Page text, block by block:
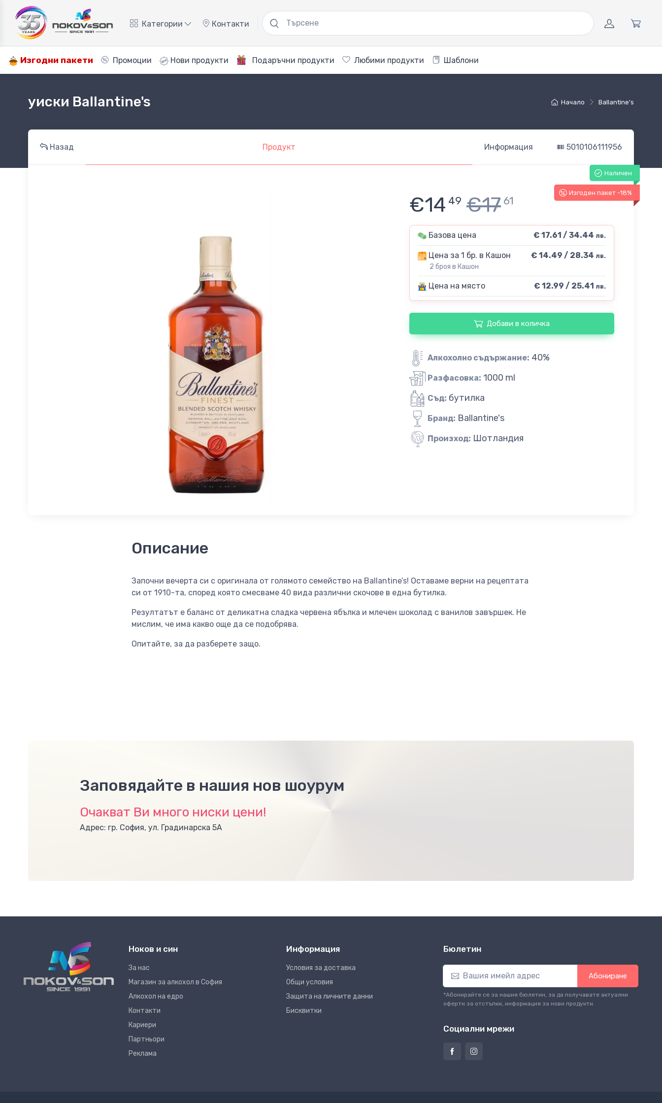
Категории Контакти
Изгодни пакети Промоции Нови продукти Подаръчни продукти Любими продукти Шаблони
Начало Ballantine's
уиски Ballantine's
Назад Продукт Информация 5010106111956
Наличен
Изгоден пакет -18%
€14 49 €17 61
Базова цена € 17.61 / 34.44 лв.
Цена за 1 бр. в Кашон
2 броя в Кашон
€ 14.49 / 28.34 лв.
Цена на място € 12.99 / 25.41 лв.
Добави в количка
Алкохолно съдържание: 40%
Разфасовка: 1000 ml
Съд: бутилка
Бранд: Ballantine's
Произход: Шотландия
Описание
Започни вечерта си с оригиналa от голямото семейство на Ballantine’s! Оставаме верни на рецептата
си от 1910-та, според която смесваме 40 вида различни скочове в една бутилка.
Резултатът е баланс от деликатна сладка червена ябълка и млечен шоколад с ванилов завършек. Не
мислим, че има какво още да се подобрява.
Опитайте, за да разберете защо.
Заповядайте в нашия нов шоурум
Очакват Ви много ниски цени!
Адрес: гр. София, ул. Градинарска 5А
Ноков и син
За нас
Магазин за алкохол в София
Алкохол на едро
Контакти
Кариери
Партньори
Реклама
Информация
Условия за доставка
Общи условия
Защита на личните данни
Бисквитки
Бюлетин
Абониране
*Абонирайте се за нашия бюлетин, за да получавате актуални
оферти за отстъпки, информация за нови продукти.
Социални мрежи